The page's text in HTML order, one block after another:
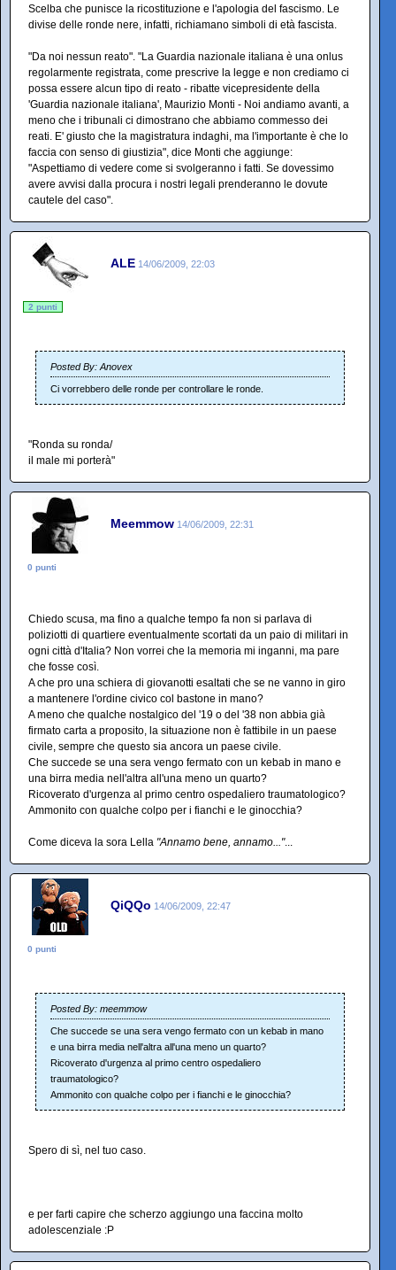
Scelba che punisce la ricostituzione e l'apologia del fascismo. Le
divise delle ronde nere, infatti, richiamano simboli di età fascista.
"Da noi nessun reato". "La Guardia nazionale italiana è una onlus
regolarmente registrata, come prescrive la legge e non crediamo ci
possa essere alcun tipo di reato - ribatte vicepresidente della
'Guardia nazionale italiana', Maurizio Monti - Noi andiamo avanti, a
meno che i tribunali ci dimostrano che abbiamo commesso dei
reati. E' giusto che la magistratura indaghi, ma l'importante è che lo
faccia con senso di giustizia", dice Monti che aggiunge:
"Aspettiamo di vedere come si svolgeranno i fatti. Se dovessimo
avere avvisi dalla procura i nostri legali prenderanno le dovute
cautele del caso".
ALE 14/06/2009, 22:03
2 punti
Posted By: Anovex
Ci vorrebbero delle ronde per controllare le ronde.
"Ronda su ronda/
il male mi porterà"
Meemmow 14/06/2009, 22:31
0 punti
Chiedo scusa, ma fino a qualche tempo fa non si parlava di
poliziotti di quartiere eventualmente scortati da un paio di militari in
ogni città d'Italia? Non vorrei che la memoria mi inganni, ma pare
che fosse così.
A che pro una schiera di giovanotti esaltati che se ne vanno in giro
a mantenere l'ordine civico col bastone in mano?
A meno che qualche nostalgico del '19 o del '38 non abbia già
firmato carta a proposito, la situazione non è fattibile in un paese
civile, sempre che questo sia ancora un paese civile.
Che succede se una sera vengo fermato con un kebab in mano e
una birra media nell'altra all'una meno un quarto?
Ricoverato d'urgenza al primo centro ospedaliero traumatologico?
Ammonito con qualche colpo per i fianchi e le ginocchia?
Come diceva la sora Lella "Annamo bene, annamo..."...
QiQQo 14/06/2009, 22:47
0 punti
Posted By: meemmow
Che succede se una sera vengo fermato con un kebab in mano
e una birra media nell'altra all'una meno un quarto?
Ricoverato d'urgenza al primo centro ospedaliero
traumatologico?
Ammonito con qualche colpo per i fianchi e le ginocchia?
Spero di sì, nel tuo caso.
e per farti capire che scherzo aggiungo una faccina molto
adolescenziale :P